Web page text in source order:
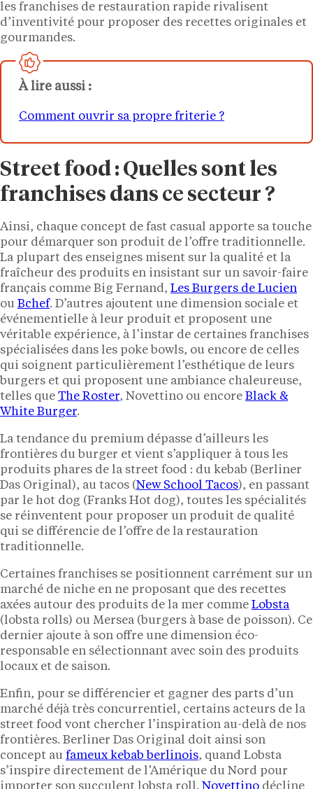
les franchises de restauration rapide rivalisent
d’inventivité pour proposer des recettes originales et
gourmandes.
À lire aussi :
Comment ouvrir sa propre friterie ?
Street food : Quelles sont les
franchises dans ce secteur ?
Ainsi, chaque concept de fast casual apporte sa touche
pour démarquer son produit de l’offre traditionnelle.
La plupart des enseignes misent sur la qualité et la
fraîcheur des produits en insistant sur un savoir-faire
français comme Big Fernand, Les Burgers de Lucien
ou Bchef. D’autres ajoutent une dimension sociale et
événementielle à leur produit et proposent une
véritable expérience, à l’instar de certaines franchises
spécialisées dans les poke bowls, ou encore de celles
qui soignent particulièrement l’esthétique de leurs
burgers et qui proposent une ambiance chaleureuse,
telles que The Roster, Novettino ou encore Black &
White Burger.
La tendance du premium dépasse d’ailleurs les
frontières du burger et vient s’appliquer à tous les
produits phares de la street food : du kebab (Berliner
Das Original), au tacos (New School Tacos), en passant
par le hot dog (Franks Hot dog), toutes les spécialités
se réinventent pour proposer un produit de qualité
qui se différencie de l’offre de la restauration
traditionnelle.
Certaines franchises se positionnent carrément sur un
marché de niche en ne proposant que des recettes
axées autour des produits de la mer comme Lobsta
(lobsta rolls) ou Mersea (burgers à base de poisson). Ce
dernier ajoute à son offre une dimension éco-
responsable en sélectionnant avec soin des produits
locaux et de saison.
Enfin, pour se différencier et gagner des parts d’un
marché déjà très concurrentiel, certains acteurs de la
street food vont chercher l’inspiration au-delà de nos
frontières. Berliner Das Original doit ainsi son
concept au fameux kebab berlinois, quand Lobsta
s’inspire directement de l’Amérique du Nord pour